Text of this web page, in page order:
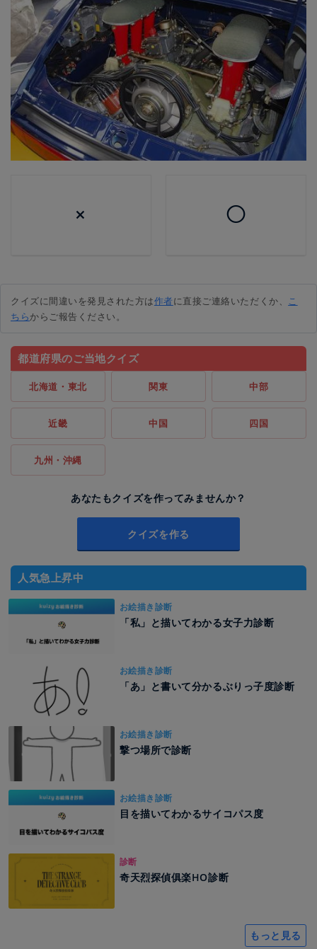
× ◯
クイズに間違いを発見された方は作者に直接ご連絡いただくか、 こ
ちらからご報告ください。
都道府県のご当地クイズ
北海道・東北 関東 中部
近畿 中国 四国
九州・沖縄
あなたもクイズを作ってみませんか？
クイズを作る
人気急上昇中
お絵描き診断
「私」と描いてわかる女子力診断
お絵描き診断
「あ」と書いて分かるぶりっ子度診断
お絵描き診断
撃つ場所で診断
お絵描き診断
目を描いてわかるサイコパス度
診断
奇天烈探偵俱楽HO診断
もっと見る